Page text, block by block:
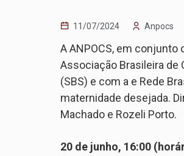
11/07/2024 Anpocs
A ANPOCS, em
Associação Brasileira de
(SBS) e com a e Rede
maternidade desejada.
Machado e Rozeli Porto.
20 de junho, 16:00